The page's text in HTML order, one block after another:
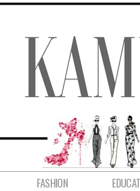
FASHION